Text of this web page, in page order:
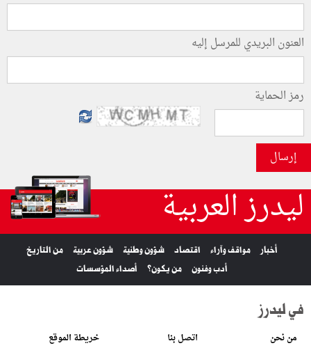
العنون البريدي للمرسل إليه
رمز الحماية
إرسال
ليدرز العربية
أخبار مواقف وآراء اقتصاد شؤون وطنية شؤون عربية
من التاريخ
أدب وفنون
من يكون؟ أصداء المؤسسات
في ليدرز
من نحن اتصل بنا خريطة الموقع